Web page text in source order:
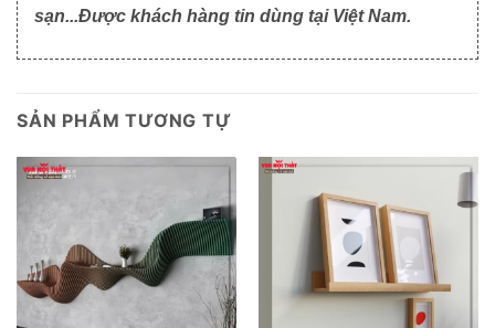
sạn...Được khách hàng tin dùng tại Việt Nam.
SẢN PHẨM TƯƠNG TỰ